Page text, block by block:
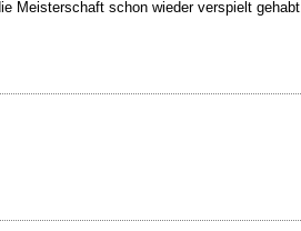
Meisterschaft schon wieder verspielt gehabt.